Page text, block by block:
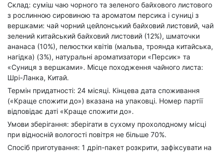
Склад: суміш чаю чорного та зеленого байхового листового
з рослинною сировиною та ароматом персика і суниці з
вершками: чай чорний цейлонський байховий листовий, чай
зелений китайський байховий листовий (12%), шматочки
ананаса (10%), пелюстки квітів (мальва, троянда китайська,
нагідка) (3%), натуральні ароматизатори «Персик» та
«Суниця з вершками». Місце походження чайного листа:
Шрі-Ланка, Китай.
Термін придатності: 24 місяці. Кінцева дата споживання
(«Краще спожити до») вказана на упаковці. Номер партії
відповідає даті «Краще спожити до».
Умови зберігання: зберігати в сухому прохолодному місці
при відносній вологості повітря не більше 70%.
Спосіб приготування: 1 дріп-пакет розкрити, зафіксувати на